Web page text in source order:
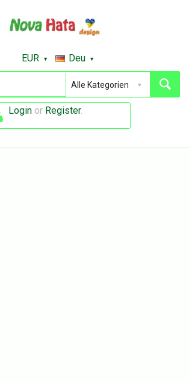
EUR Deu
Login or Register.